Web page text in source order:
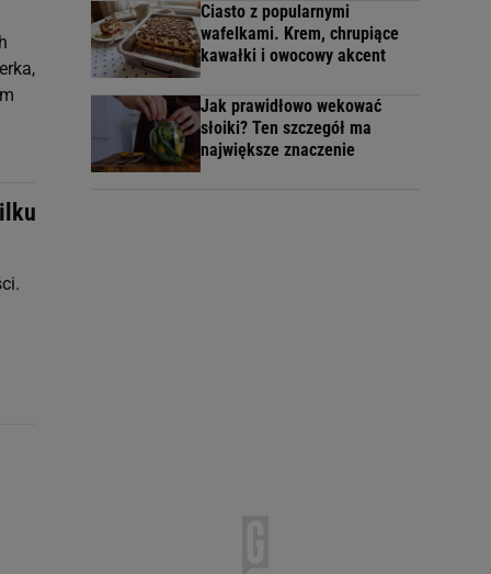
Ciasto z popularnymi
wafelkami. Krem, chrupiące
kawałki i owocowy akcent
Jak prawidłowo wekować
słoiki? Ten szczegół ma
największe znaczenie